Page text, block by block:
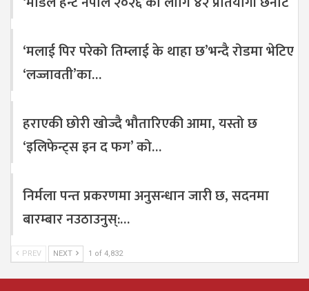
‘मलाई पिर परेको तिम्लाई के थाहा छ’भन्दै रोडमा भेटिए
‘लज्जावती’का…
हराएकी छोरी खोज्दै भौतारिएकी आमा, यस्तो छ
‘इलिफेन्ट्स इन द फग’ को…
निर्मला पन्त प्रकरणमा अनुसन्धान जारी छ, सदनमा
बारम्बार नउठाउनुस्:…
PREV NEXT 1 of 4,832